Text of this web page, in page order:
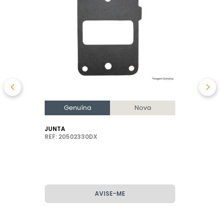
Genuína Nova
JUNTA
REF: 20502330DX
AVISE-ME